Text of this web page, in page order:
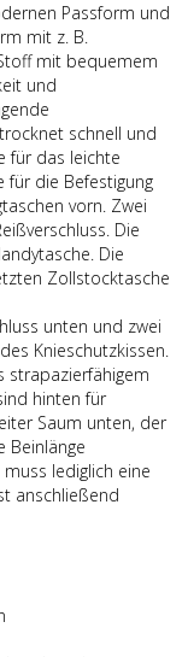
Passform und
mit z. B.
mit bequemem
und
schnell und
für das leichte
für die Befestigung
vorn. Zwei
Die
Die
Zollstocktasche
unten und zwei
Knieschutzkissen.
strapazierfähigem
hinten für
Saum unten, der
Beinlänge
lediglich eine
anschließend